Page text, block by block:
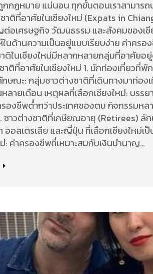
กฏหมาย แน่นอน ทุกขั้นตอนเราสามารถบ
าติที่อาศัยในเชียงใหม่ (Expats in
อเศรษฐกิจ วัฒนธรรม และสังคมของเชี
ในด้านความเป็นอยู่แบบเรียบง่าย ค่าคร
ติในเชียงใหม่มีหลากหลายกลุ่มที่อาศัย
ติที่อาศัยในเชียงใหม่ 1. นักท่องเที่ยวที่พั
ษณะ: กลุ่มชาวต่างชาติที่เดินทางมาท่อง
หลายเดือน เหตุผลที่เลือกเชียงใหม่: บรร
องชีพต่ำกว่าประเทศของตน กิจกรรมหล
ชาวต่างชาติที่เกษียณอายุ (Retirees) ลั
ออสเตรเลีย และญี่ปุ่น ที่เลือกเชียงใหม่
ม่: ค่าครองชีพที่เหมาะสมกับเงินบำนาญ…